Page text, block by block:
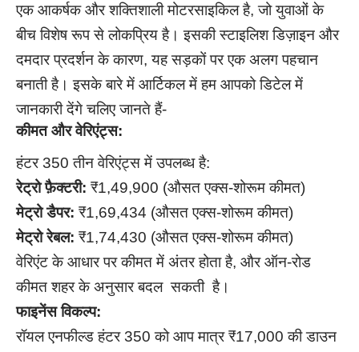
एक आकर्षक और शक्तिशाली मोटरसाइकिल है, जो युवाओं के
बीच विशेष रूप से लोकप्रिय है। इसकी स्टाइलिश डिज़ाइन और
दमदार प्रदर्शन के कारण, यह सड़कों पर एक अलग पहचान
बनाती है। इसके बारे में आर्टिकल में हम आपको डिटेल में
जानकारी देंगे चलिए जानते हैं-
कीमत और वेरिएंट्स:
हंटर 350 तीन वेरिएंट्स में उपलब्ध है:
रेट्रो फ़ैक्टरी: ₹1,49,900 (औसत एक्स-शोरूम कीमत)
मेट्रो डैपर: ₹1,69,434 (औसत एक्स-शोरूम कीमत)
मेट्रो रेबल: ₹1,74,430 (औसत एक्स-शोरूम कीमत)
वेरिएंट के आधार पर कीमत में अंतर होता है, और ऑन-रोड
कीमत शहर के अनुसार बदल सकती है।
फाइनेंस विकल्प:
रॉयल एनफील्ड हंटर 350 को आप मात्र ₹17,000 की डाउन